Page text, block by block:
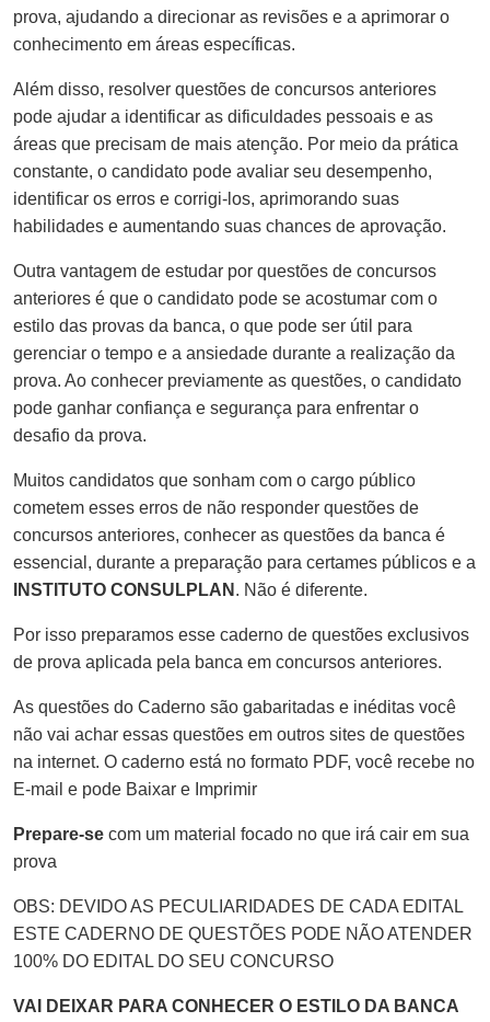
prova, ajudando a direcionar as revisões e a aprimorar o
conhecimento em áreas específicas.
Além disso, resolver questões de concursos anteriores
pode ajudar a identificar as dificuldades pessoais e as
áreas que precisam de mais atenção. Por meio da prática
constante, o candidato pode avaliar seu desempenho,
identificar os erros e corrigi-los, aprimorando suas
habilidades e aumentando suas chances de aprovação.
Outra vantagem de estudar por questões de concursos
anteriores é que o candidato pode se acostumar com o
estilo das provas da banca, o que pode ser útil para
gerenciar o tempo e a ansiedade durante a realização da
prova. Ao conhecer previamente as questões, o candidato
pode ganhar confiança e segurança para enfrentar o
desafio da prova.
Muitos candidatos que sonham com o cargo público
cometem esses erros de não responder questões de
concursos anteriores, conhecer as questões da banca é
essencial, durante a preparação para certames públicos e a
INSTITUTO CONSULPLAN . Não é diferente.
Por isso preparamos esse caderno de questões exclusivos
de prova aplicada pela banca em concursos anteriores.
As questões do Caderno são gabaritadas e inéditas você
não vai achar essas questões em outros sites de questões
na internet. O caderno está no formato PDF, você recebe no
E-mail e pode Baixar e Imprimir
Prepare-se com um material focado no que irá cair em sua
prova
OBS: DEVIDO AS PECULIARIDADES DE CADA EDITAL
ESTE CADERNO DE QUESTÕES PODE NÃO ATENDER
100% DO EDITAL DO SEU CONCURSO
VAI DEIXAR PARA CONHECER O ESTILO DA BANCA